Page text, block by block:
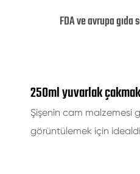
FDA ve avrupa gıda
250ml yuvarlak
Şişenin cam malzemesi
görüntülemek için